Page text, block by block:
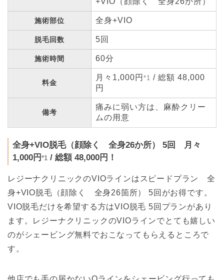
施術部位 全身+VIO
脱毛回数 5回
施術時間 60分
料金
月々1,000円 *1 / 総額 48,000
円
備考
痛みに弱い方は、麻酔クリー
ムの用意
全身+VIO脱毛（顔除く 全身26か所） 5回 月々
1,000円 *1 / 総額 48,000円！
レジーナクリニックのVIOラインはスピードプラン 全
身+VIO脱毛（顔除く 全身26箇所） 5回がお得です。
VIO脱毛だけを希望する方はVIO脱毛 5回プランがあり
ます。レジーナクリニックのVIOラインでとても嬉しい
のがシェービング無料でおこなってもらえるところで
す。